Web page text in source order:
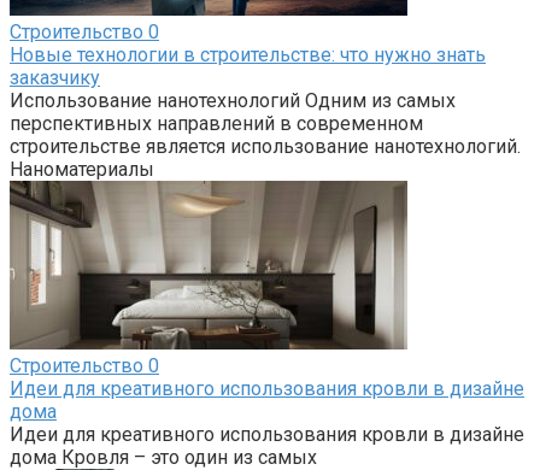
Строительство 0
Новые технологии в строительстве: что нужно знать
заказчику
Использование нанотехнологий Одним из самых
перспективных направлений в современном
строительстве является использование нанотехнологий.
Наноматериалы
Строительство 0
Идеи для креативного использования кровли в дизайне
дома
Идеи для креативного использования кровли в дизайне
дома Кровля – это один из самых